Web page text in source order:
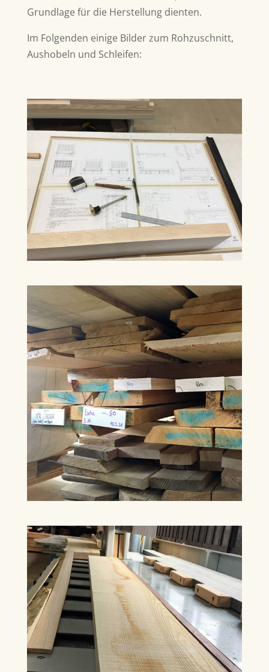
Grundlage für die Herstellung dienten.
Im Folgenden einige Bilder zum Rohzuschnitt,
Aushobeln und Schleifen: